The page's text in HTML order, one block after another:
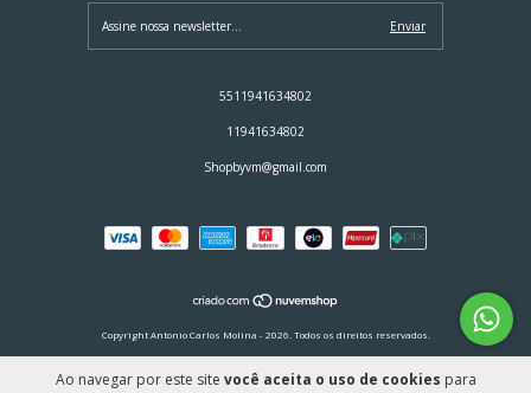
Ao navegar por este site você aceita o uso de cookies para
5511941634802
11941634802
Shopbyvm@gmail.com
Copyright Antonio Carlos Molina - 2026. Todos os direitos reservados.